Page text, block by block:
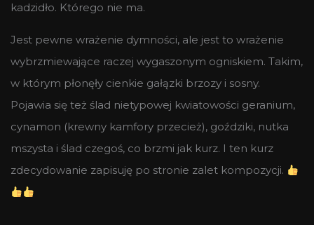
kadzidło. Którego nie ma.
Jest pewne wrażenie dymności, ale jest to wrażenie
wybrzmiewające raczej wygaszonym ogniskiem. Takim,
w którym płonęły cienkie gałązki brzozy i sosny.
Pojawia się też ślad nietypowej kwiatowości geranium,
cynamon (krewny kamfory przecież), goździki, nutka
mszysta i ślad czegoś, co brzmi jak kurz. I ten kurz
zdecydowanie zapisuję po stronie zalet kompozycji.